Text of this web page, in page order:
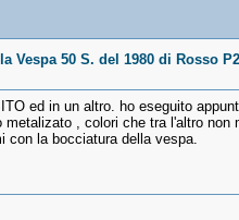
Vespa 50 S. del 1980 di Rosso
ed in un altro. ho eseguito
, colori che tra l'altro
con la bocciatura della vespa.